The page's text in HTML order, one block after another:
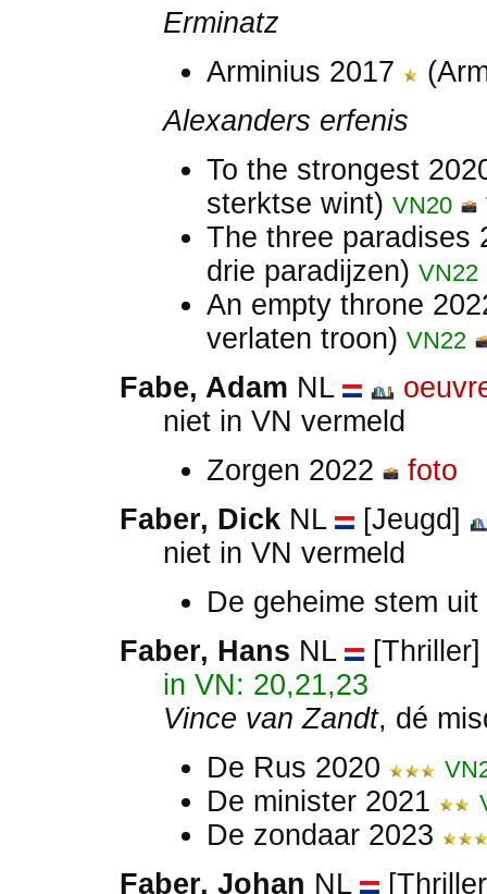
Erminatz
Arminius 2017
Alexanders erfenis
To the strongest
sterktse wint) VN20
The three paradises
drie paradijzen) VN22
An empty throne
verlaten troon) VN22
Fabe, Adam NL
niet in VN vermeld
Zorgen 2022
foto
Faber, Dick NL
[Jeugd]
niet in VN vermeld
De geheime stem
Faber, Hans NL
in VN: 20,21,23
Vince van Zandt, dé
De Rus 2020
De minister 2021
De zondaar 2023
Faber, Johan NL